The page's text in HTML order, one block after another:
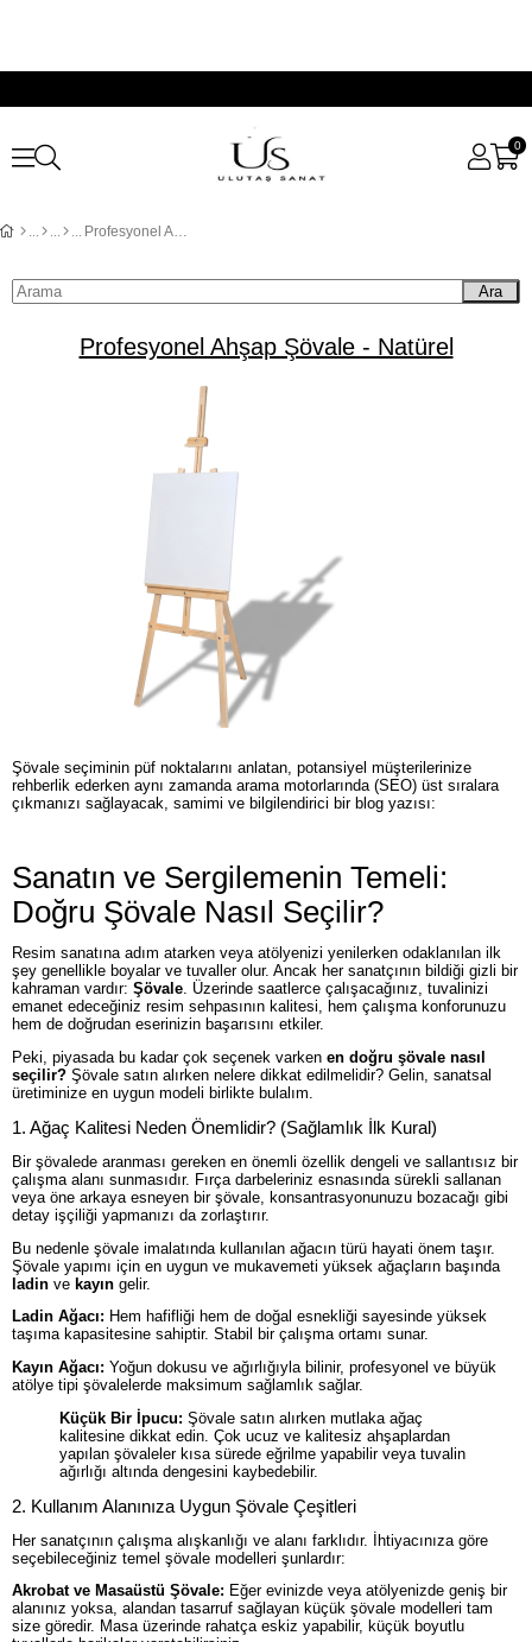
0
Profesyonel Ahşap Şövale - Natürel
Ara
Profesyonel Ahşap Şövale - Natürel
Şövale seçiminin püf noktalarını anlatan, potansiyel müşterilerinize
rehberlik ederken aynı zamanda arama motorlarında (SEO) üst sıralara
çıkmanızı sağlayacak, samimi ve bilgilendirici bir blog yazısı:
Sanatın ve Sergilemenin Temeli:
Doğru Şövale Nasıl Seçilir?
Resim sanatına adım atarken veya atölyenizi yenilerken odaklanılan ilk
şey genellikle boyalar ve tuvaller olur. Ancak her sanatçının bildiği gizli bir
kahraman vardır: Şövale. Üzerinde saatlerce çalışacağınız, tuvalinizi
emanet edeceğiniz resim sehpasının kalitesi, hem çalışma konforunuzu
hem de doğrudan eserinizin başarısını etkiler.
Peki, piyasada bu kadar çok seçenek varken en doğru şövale nasıl
seçilir? Şövale satın alırken nelere dikkat edilmelidir? Gelin, sanatsal
üretiminize en uygun modeli birlikte bulalım.
1. Ağaç Kalitesi Neden Önemlidir? (Sağlamlık İlk Kural)
Bir şövalede aranması gereken en önemli özellik dengeli ve sallantısız bir
çalışma alanı sunmasıdır. Fırça darbeleriniz esnasında sürekli sallanan
veya öne arkaya esneyen bir şövale, konsantrasyonunuzu bozacağı gibi
detay işçiliği yapmanızı da zorlaştırır.
Bu nedenle şövale imalatında kullanılan ağacın türü hayati önem taşır.
Şövale yapımı için en uygun ve mukavemeti yüksek ağaçların başında
ladin ve kayın gelir.
Ladin Ağacı: Hem hafifliği hem de doğal esnekliği sayesinde yüksek
taşıma kapasitesine sahiptir. Stabil bir çalışma ortamı sunar.
Kayın Ağacı: Yoğun dokusu ve ağırlığıyla bilinir, profesyonel ve büyük
atölye tipi şövalelerde maksimum sağlamlık sağlar.
Küçük Bir İpucu: Şövale satın alırken mutlaka ağaç
kalitesine dikkat edin. Çok ucuz ve kalitesiz ahşaplardan
yapılan şövaleler kısa sürede eğrilme yapabilir veya tuvalin
ağırlığı altında dengesini kaybedebilir.
2. Kullanım Alanınıza Uygun Şövale Çeşitleri
Her sanatçının çalışma alışkanlığı ve alanı farklıdır. İhtiyacınıza göre
seçebileceğiniz temel şövale modelleri şunlardır:
Akrobat ve Masaüstü Şövale: Eğer evinizde veya atölyenizde geniş bir
alanınız yoksa, alandan tasarruf sağlayan küçük şövale modelleri tam
size göredir. Masa üzerinde rahatça eskiz yapabilir, küçük boyutlu